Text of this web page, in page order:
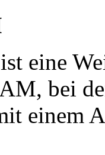
eine
bei
einem